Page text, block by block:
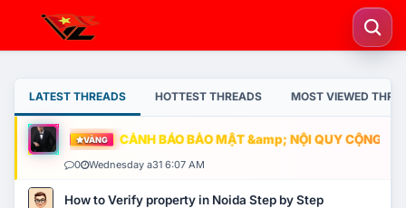
LATEST THREADS HOTTEST THREADS MOST VIEWED
VÀNG CẢNH BÁO BẢO MẬT &amp; NỘI QUY CỘNG
0 Wednesday a31 6:07 AM
How to Verify property in Noida Step by Step